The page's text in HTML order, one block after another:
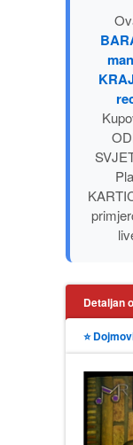
Detaljan
⭐